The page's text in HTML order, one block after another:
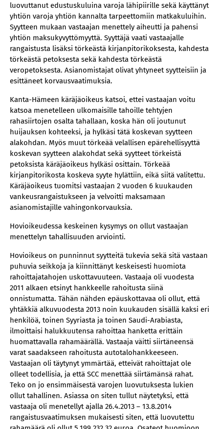
luovuttanut edustuskuluina varoja lähipiirille sekä käyttänyt
yhtiön varoja yhtiön kannalta tarpeettomiin matkakuluihin.
Syytteen mukaan vastaajan menettely aiheutti ja pahensi
yhtiön maksukyvyttömyyttä. Syyttäjä vaati vastaajalle
rangaistusta lisäksi törkeästä kirjanpitorikoksesta, kahdesta
törkeästä petoksesta sekä kahdesta törkeästä
veropetoksesta. Asianomistajat olivat yhtyneet syytteisiin ja
esittäneet korvausvaatimuksia.
Kanta-Hämeen käräjäoikeus katsoi, ettei vastaajan voitu
katsoa menetelleen ulkomaisille tahoille tehtyjen
rahasiirtojen osalta tahallaan, koska hän oli joutunut
huijauksen kohteeksi, ja hylkäsi tätä koskevan syytteen
alakohdan. Myös muut törkeää velallisen epärehellisyyttä
koskevan syytteen alakohdat sekä syytteet törkeistä
petoksista käräjäoikeus hylkäsi osittain. Törkeää
kirjanpitorikosta koskeva syyte hylättiin, eikä siitä valitettu.
Käräjäoikeus tuomitsi vastaajan 2 vuoden 6 kuukauden
vankeusrangaistukseen ja velvoitti maksamaan
asianomistajille vahingonkorvauksia.
Hovioikeudessa keskeinen kysymys on ollut vastaajan
menettelyn tahallisuuden arviointi.
Hovioikeus on punninnut syytteitä tukevia sekä sitä vastaan
puhuvia seikkoja ja kiinnittänyt keskeisesti huomiota
rahoittajatahojen uskottavuuteen. Vastaaja oli vuodesta
2011 alkaen etsinyt hankkeelle rahoitusta siinä
onnistumatta. Tähän nähden epäuskottavaa oli ollut, että
yhtäkkiä alkuvuodesta 2013 noin kuukauden sisällä kaksi eri
henkilöä, toinen Syyriasta ja toinen Saudi-Arabiasta,
ilmoittaisi halukkuutensa rahoittaa hanketta erittäin
huomattavalla rahamäärällä. Vastaaja väitti siirtäneensä
varat saadakseen rahoitusta autotalohankkeeseen.
Vastaajan oli täytynyt ymmärtää, etteivät rahoittajat ole
olleet todellisia, ja että SCC menettää siirtämänsä rahat.
Teko on jo ensimmäisestä varojen luovutuksesta lukien
ollut tahallinen. Asiassa on siten tullut näytetyksi, että
vastaaja oli menetellyt ajalla 26.4.2013 – 13.8.2014
rangaistusvaatimuksen mukaisesti siten, että luovutettu